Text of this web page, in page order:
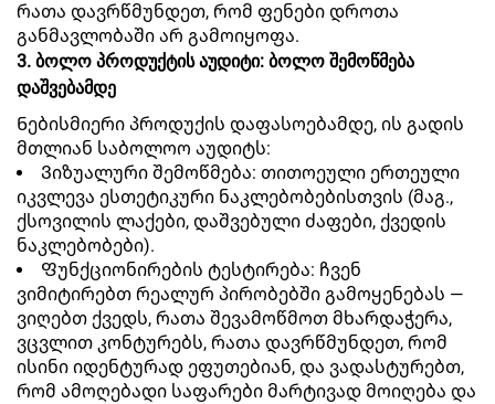
რათა დავრწმუნდეთ, რომ ფენები დროთა
განმავლობაში არ გამოიყოფა.
3. ბოლო პროდუქტის აუდიტი: ბოლო შემოწმება
დაშვებამდე
Ნებისმიერი პროდუქის დაფასოებამდე, ის გადის
მთლიან საბოლოო აუდიტს:
Ვიზუალური შემოწმება: თითოეული ერთეული
იკვლევა ესთეტიკური ნაკლებობებისთვის (მაგ.,
ქსოვილის ლაქები, დაშვებული ძაფები, ქვედის
ნაკლებობები).
Ფუნქციონირების ტესტირება: ჩვენ
ვიმიტირებთ რეალურ პირობებში გამოყენებას —
ვიღებთ ქვედს, რათა შევამოწმოთ მხარდაჭერა,
ვცვლით კონტურებს, რათა დავრწმუნდეთ, რომ
ისინი იდენტურად ეფუთებიან, და ვადასტურებთ,
რომ ამოღებადი საფარები მარტივად მოიღება და